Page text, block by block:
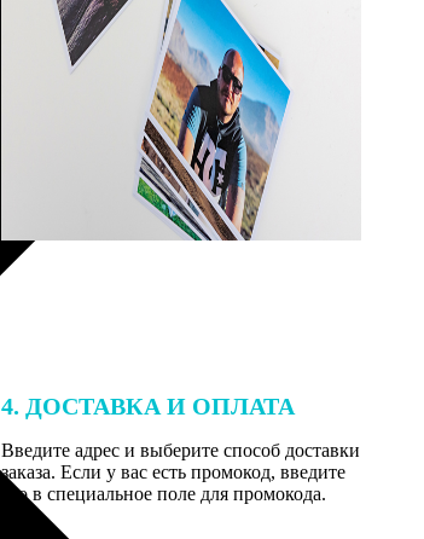
4. ДОСТАВКА И ОПЛАТА
Введите адрес и выберите способ доставки
заказа. Если у вас есть промокод, введите
его в специальное поле для промокода.